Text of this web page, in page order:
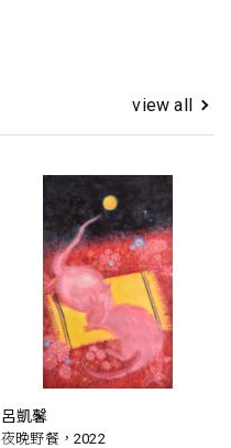
view all
呂凱馨
夜晚野餐，2022